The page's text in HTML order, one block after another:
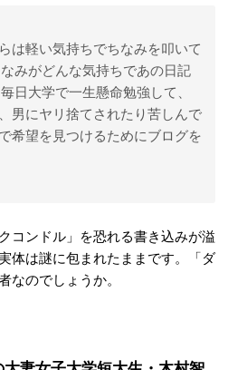
は軽い気持ちでちなみを叩いて
みがどんな気持ちであの日記
日大学で一生懸命勉強して、
男にヤリ捨てされたり苦しんで
希望を見つけるためにブログを
コンドル」を恐れる書き込みが溢
体は謎に包まれたままです。「ダ
なのでしょうか。